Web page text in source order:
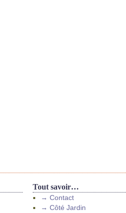
Tout savoir…
→ Contact
→ Côté Jardin